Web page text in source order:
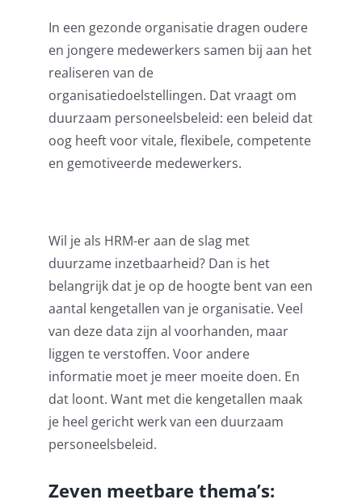
Contact
In een gezonde organisatie dragen oudere
en jongere medewerkers samen bij aan het
realiseren van de
organisatiedoelstellingen. Dat vraagt om
duurzaam personeelsbeleid: een beleid dat
oog heeft voor vitale, flexibele, competente
en gemotiveerde medewerkers.
Wil je als HRM-er aan de slag met
duurzame inzetbaarheid? Dan is het
belangrijk dat je op de hoogte bent van een
aantal kengetallen van je organisatie. Veel
van deze data zijn al voorhanden, maar
liggen te verstoffen. Voor andere
informatie moet je meer moeite doen. En
dat loont. Want met die kengetallen maak
je heel gericht werk van een duurzaam
personeelsbeleid.
Zeven meetbare thema’s: